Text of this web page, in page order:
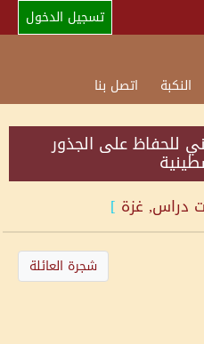
تسجيل الدخول
النكبة اتصل بنا
للحفاظ على الجذور
دراس, غزة ]
شجرة العائلة